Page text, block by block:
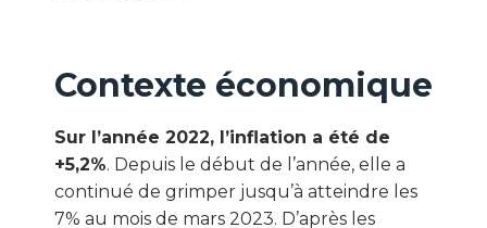
Contexte économique
Sur l’année 2022, l’inflation a été de
+5,2%. Depuis le début de l’année, elle a
continué de grimper jusqu’à atteindre les
7% au mois de mars 2023. D’après les